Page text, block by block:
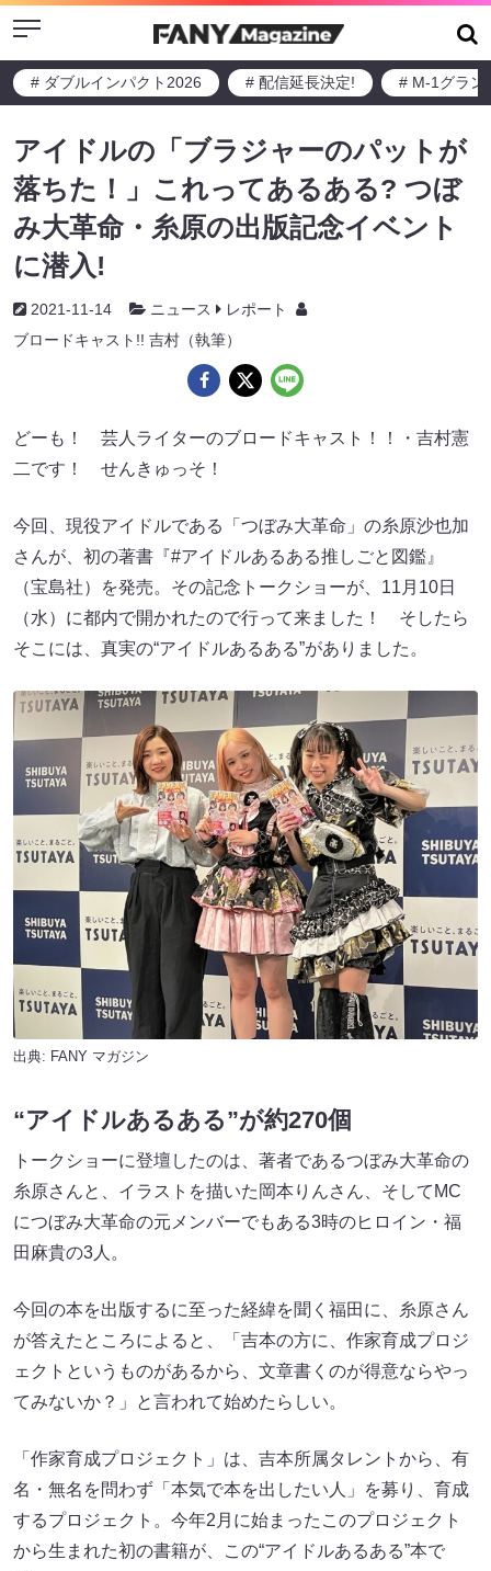
Menu
# ダブルインパクト2026 # 配信延長決定! # M-1グラン
アイドルの「ブラジャーのパットが
落ちた！」これってあるある? つぼ
み大革命・糸原の出版記念イベント
に潜入!
2021-11-14 ニュース
レポート
ブロードキャスト!! 吉村（執筆）
どーも！ 芸人ライターのブロードキャスト！！・吉村憲
二です！ せんきゅっそ！
今回、現役アイドルである「つぼみ大革命」の糸原沙也加
さんが、初の著書『#アイドルあるある推しごと図鑑』
（宝島社）を発売。その記念トークショーが、11月10日
（水）に都内で開かれたので行って来ました！ そしたら
そこには、真実の“アイドルあるある”がありました。
出典: FANY マガジン
“アイドルあるある”が約270個
トークショーに登壇したのは、著者であるつぼみ大革命の
糸原さんと、イラストを描いた岡本りんさん、そしてMC
につぼみ大革命の元メンバーでもある3時のヒロイン・福
田麻貴の3人。
今回の本を出版するに至った経緯を聞く福田に、糸原さん
が答えたところによると、「吉本の方に、作家育成プロジ
ェクトというものがあるから、文章書くのが得意ならやっ
てみないか？」と言われて始めたらしい。
「作家育成プロジェクト」は、吉本所属タレントから、有
名・無名を問わず「本気で本を出したい人」を募り、育成
するプロジェクト。今年2月に始まったこのプロジェクト
から生まれた初の書籍が、この“アイドルあるある”本で